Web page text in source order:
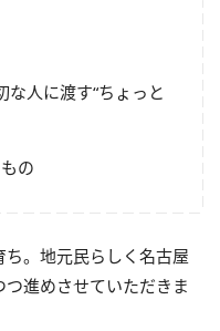
な人に渡す“ちょっと
の
。地元民らしく名古屋
進めさせていただきま